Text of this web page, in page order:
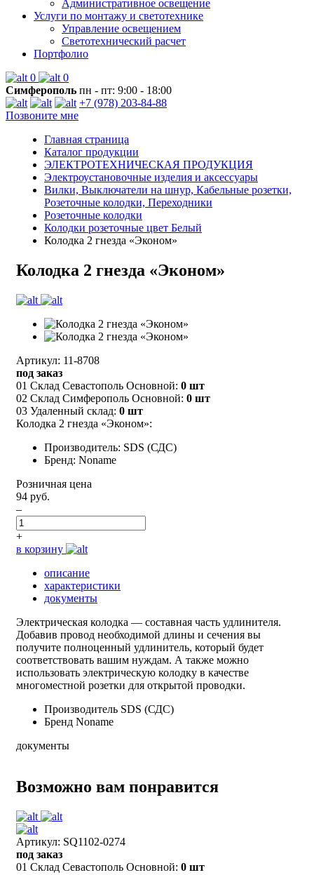
Административное освещение
Услуги по монтажу и светотехнике
Управление освещением
Светотехнический расчет
Портфолио
0
0
Симферополь пн - пт: 9:00 - 18:00
+7 (978) 203-84-88
Позвоните мне
Главная страница
Каталог продукции
ЭЛЕКТРОТЕХНИЧЕСКАЯ ПРОДУКЦИЯ
Электроустановочные изделия и аксессуары
Вилки, Выключатели на шнур, Кабельные розетки,
Розеточные колодки, Переходники
Розеточные колодки
Колодки розеточные цвет Белый
Колодка 2 гнезда «Эконом»
Колодка 2 гнезда «Эконом»
Артикул: 11-8708
под заказ
01 Склад Севастополь Основной: 0 шт
02 Склад Симферополь Основной: 0 шт
03 Удаленный склад: 0 шт
Колодка 2 гнезда «Эконом»:
Производитель: SDS (СДС)
Бренд: Noname
Розничная цена
94 руб.
–
+
в корзину
описание
характеристики
документы
Электрическая колодка — составная часть удлинителя.
Добавив провод необходимой длины и сечения вы
получите полноценный удлинитель, который будет
соответствовать вашим нуждам. А также можно
использовать электрическую колодку в качестве
многоместной розетки для открытой проводки.
Производитель SDS (СДС)
Бренд Noname
документы
Возможно вам понравится
Артикул: SQ1102-0274
под заказ
01 Склад Севастополь Основной: 0 шт